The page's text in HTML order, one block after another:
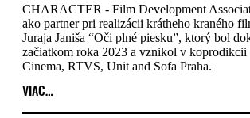
CHARACTER - Film Development
ako partner pri realizácii krátheho kraného
Juraja Janiša “Oči plné piesku”, ktorý bol
začiatkom roka 2023 a vznikol v
Cinema, RTVS, Unit and Sofa Praha.
VIAC…